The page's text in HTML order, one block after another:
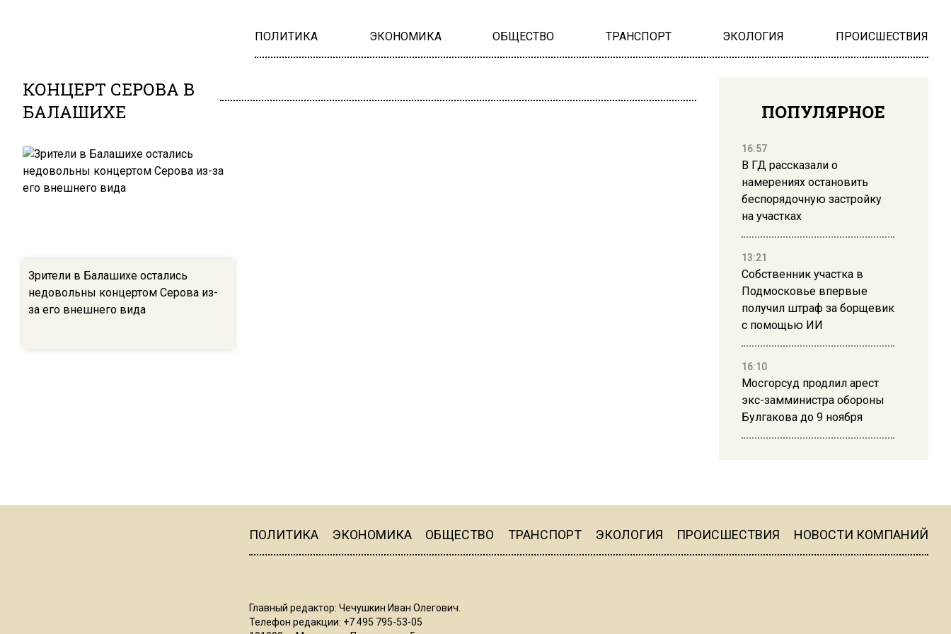
ПОЛИТИКА ЭКОНОМИКА ОБЩЕСТВО ТРАНСПОРТ ЭКОЛОГИЯ ПРОИСШЕСТВИЯ
КОНЦЕРТ СЕРОВА В
БАЛАШИХЕ
Зрители в Балашихе остались
недовольны концертом Серова из-
за его внешнего вида
ПОПУЛЯРНОЕ
16:57
В ГД рассказали о
намерениях остановить
беспорядочную застройку
на участках
13:21
Собственник участка в
Подмосковье впервые
получил штраф за борщевик
с помощью ИИ
16:10
Мосгорсуд продлил арест
экс-замминистра обороны
Булгакова до 9 ноября
16:19
ПОЛИТИКА ЭКОНОМИКА ОБЩЕСТВО ТРАНСПОРТ ЭКОЛОГИЯ ПРОИСШЕСТВИЯ НОВОСТИ КОМПАНИЙ
Главный редактор: Чечушкин Иван Олегович.
Телефон редакции: +7 495 795-53-05